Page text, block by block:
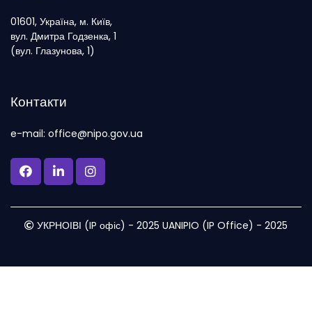
01601, Україна, м. Київ,
вул. Дмитра Годзенка, 1
(вул. Глазунова, 1)
Контакти
e-mail: office@nipo.gov.ua
УКРНОІВІ (IP офіс) - 2025 UANIPIO (IP Office) - 2025